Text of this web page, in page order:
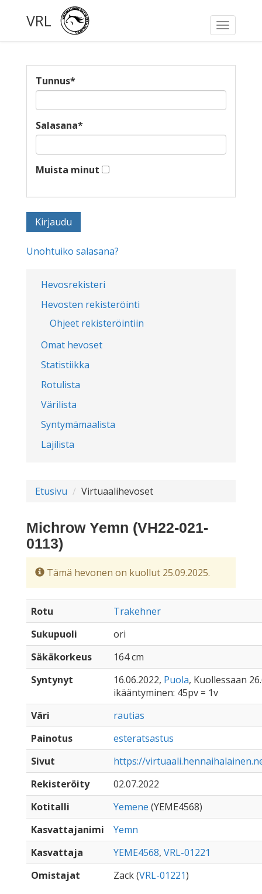
Toggle
VRL
Hevosrekisteri
Hevosten rekisteröinti
Ohjeet rekisteröintiin
Omat hevoset
Statistiikka
Rotulista
Värilista
Syntymämaalista
Lajilista
Tunnus*
Salasana*
Muista minut
Unohtuiko salasana?
Etusivu Virtuaalihevoset
Michrow Yemn (VH22-021-
0113)
Tämä hevonen on kuollut 25.09.2025.
Rotu
Trakehner
Sukupuoli
ori
Säkäkorkeus
164 cm
Syntynyt
16.06.2022, Puola, Kuollessaan
ikääntyminen: 45pv = 1v
Väri
rautias
Painotus
esteratsastus
Sivut
https://
Rekisteröity
02.07.2022
Kotitalli
Yemene (YEME4568)
Kasvattajanimi
Yemn
Kasvattaja
YEME4568, VRL-01221
Omistajat
Zack (VRL-01221)